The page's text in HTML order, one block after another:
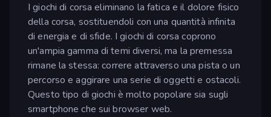
I giochi di corsa eliminano la fatica e il dolore fisico
della corsa, sostituendoli con una quantità infinita
di energia e di sfide. I giochi di corsa coprono
un'ampia gamma di temi diversi, ma la premessa
rimane la stessa: correre attraverso una pista o un
percorso e aggirare una serie di oggetti e ostacoli.
Questo tipo di giochi è molto popolare sia sugli
smartphone che sui browser web.